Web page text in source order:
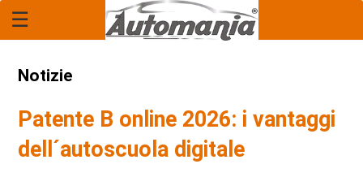
Home Page
Economia
☰
Notizie
Patente B online 2026: i vantaggi
dell´autoscuola digitale